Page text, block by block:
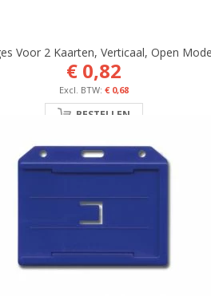
Voor 2 Kaarten, Verticaal, Open
€ 0,82
€ 0,68
BESTELLEN